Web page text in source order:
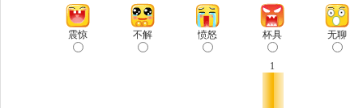
震惊 不解 愤怒 杯具 无聊
1